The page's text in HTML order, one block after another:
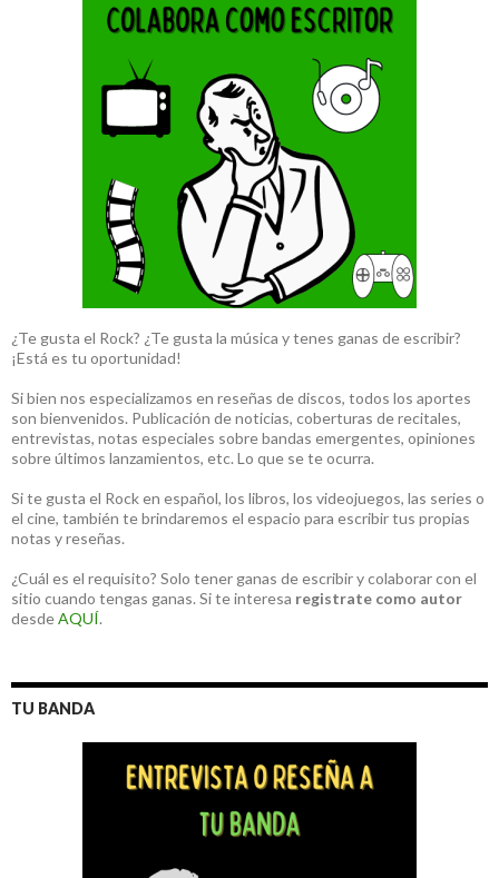
¿Te gusta el Rock? ¿Te gusta la música y tenes ganas de escribir?
¡Está es tu oportunidad!
Si bien nos especializamos en reseñas de discos, todos los aportes
son bienvenidos. Publicación de noticias, coberturas de recitales,
entrevistas, notas especiales sobre bandas emergentes, opiniones
sobre últimos lanzamientos, etc. Lo que se te ocurra.
Si te gusta el Rock en español, los libros, los videojuegos, las series o
el cine, también te brindaremos el espacio para escribir tus propias
notas y reseñas.
¿Cuál es el requisito? Solo tener ganas de escribir y colaborar con el
sitio cuando tengas ganas. Si te interesa registrate como autor
desdeAQUÍ.
TU BANDA